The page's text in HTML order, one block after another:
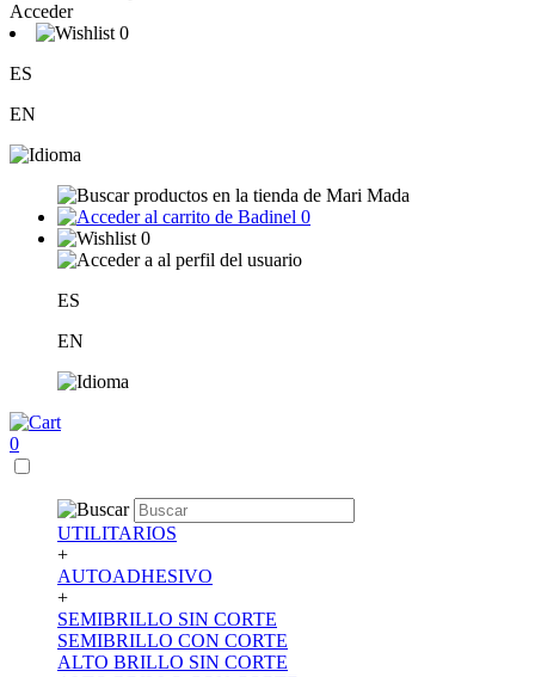
Acceder
0
ES
EN
0
0
ES
EN
0
UTILITARIOS
+
AUTOADHESIVO
+
SEMIBRILLO SIN CORTE
SEMIBRILLO CON CORTE
ALTO BRILLO SIN CORTE